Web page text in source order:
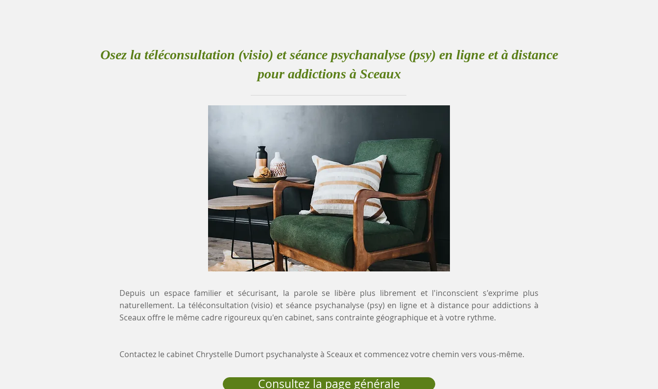
Osez la téléconsultation (visio) et séance psychanalyse (psy) en ligne et à distance
pour addictions à Sceaux
Depuis un espace familier et sécurisant, la parole se libère plus librement et l'inconscient s'exprime plus
naturellement. La téléconsultation (visio) et séance psychanalyse (psy) en ligne et à distance pour addictions à
Sceaux offre le même cadre rigoureux qu'en cabinet, sans contrainte géographique et à votre rythme.
Contactez le cabinet Chrystelle Dumort psychanalyste à Sceaux et commencez votre chemin vers vous-même.
Consultez la page générale